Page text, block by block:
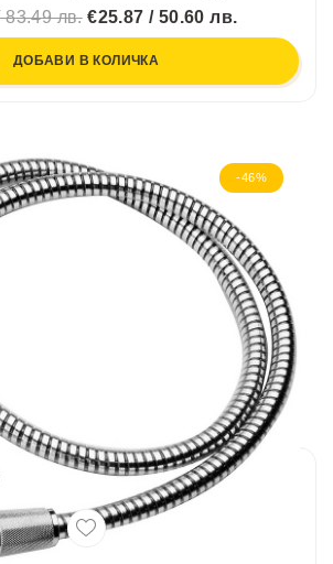
83.49 лв.€25.87 / 50.60 лв.
ДОБАВИ В КОЛИЧКА
-46%